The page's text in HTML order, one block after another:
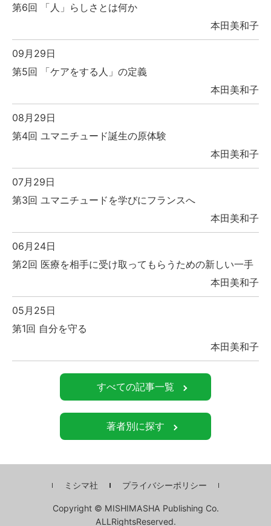
第6回 「人」らしさとは何か
本田美和子
09月29日
第5回 「ケアをする人」の定義
本田美和子
08月29日
第4回 ユマニチュード誕生の原体験
本田美和子
07月29日
第3回 ユマニチュードを学びにフランスへ
本田美和子
06月24日
第2回 医療を相手に受け取ってもらうための新しい一手
本田美和子
05月25日
第1回 自分を守る
本田美和子
すべての記事一覧
著者別に探す
ミシマ社 プライバシーポリシー
Copyright © MISHIMASHA Publishing Co.
ALLRightsReserved.